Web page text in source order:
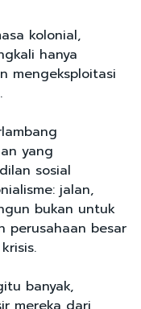
kolonial,
hanya
mengeksploitasi
yang
sosial
jalan,
bukan untuk
perusahaan besar
banyak,